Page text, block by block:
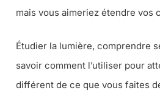
mais vous aimeriez étendre vos
Étudier la lumière, comprendre
savoir comment l’utiliser pour
différent de ce que vous faites